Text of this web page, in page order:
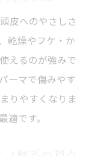
皮へのやさしさ
乾燥やフケ・か
えるのが強みで
ーマで傷みやす
りやすくなりま
です。